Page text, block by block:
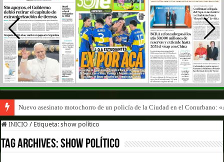
Nuevo asesinato motochorro de un policía de la Ciudad en el Conurbano:
INICIO / Etiqueta:show político
Tag Archives:show político